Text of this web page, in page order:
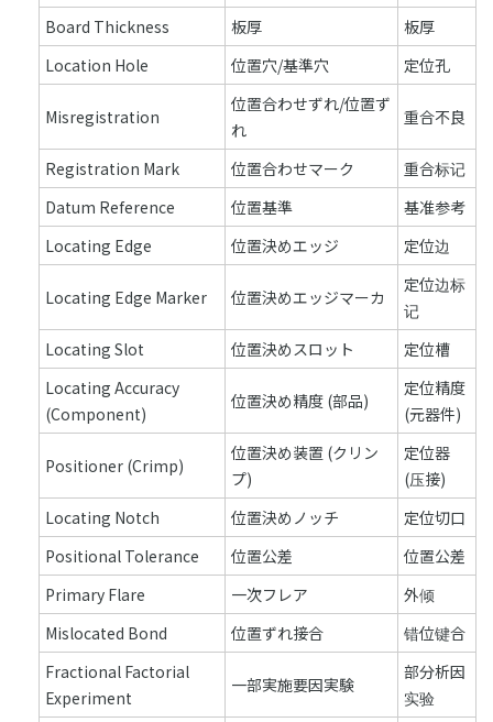
Board Thickness
板厚
板厚
Location Hole
位置穴/基準穴 定位孔
Misregistration
位置合わせずれ/位置ず
れ
重合不良
Registration Mark 位置合わせマーク
重合标记
Datum Reference
位置基準
基准参考
Locating Edge
位置決めエッジ 定位边
Locating Edge Marker 位置決めエッジマーカ
定位边标
记
Locating Slot
位置決めスロット
定位槽
Locating Accuracy
(Component)
位置決め精度 (部品)
定位精度
(元器件)
Positioner (Crimp)
位置決め装置 (クリン
プ)
定位器
(压接)
Locating Notch
位置決めノッチ
定位切口
Positional Tolerance
位置公差
位置公差
Primary Flare
一次フレア
外倾
Mislocated Bond
位置ずれ接合
错位键合
Fractional Factorial
Experiment
一部実施要因実験
部分析因
实验